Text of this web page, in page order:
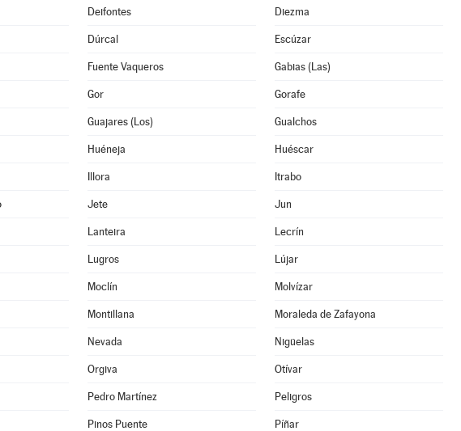
Deifontes Diezma
Dúrcal Escúzar
Fuente Vaqueros Gabias (Las)
Gor Gorafe
Guajares (Los) Gualchos
Huéneja Huéscar
Illora Itrabo
Jete Jun
Lanteira Lecrín
Lugros Lújar
Moclín Molvízar
Montillana Moraleda de Zafayona
Nevada Nigüelas
Orgiva Otívar
Pedro Martínez Peligros
Pinos Puente Píñar